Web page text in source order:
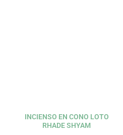
INCIENSO EN CONO LOTO
RHADE SHYAM